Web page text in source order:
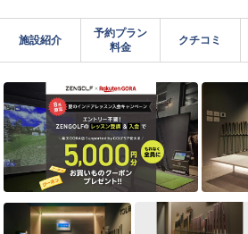
施設紹介
予約プラン
料金
クチコミ